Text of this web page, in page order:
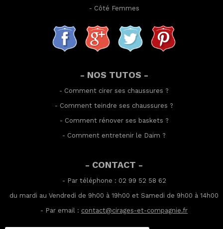
- Côté Femmes
- NOS TUTOS -
- Comment cirer ses chaussures ?
- Comment teindre ses chaussures ?
- Comment rénover ses baskets ?
- Comment entretenir le Daim ?
- CONTACT -
- Par téléphone : 02 99 52 58 62
du mardi au Vendredi de 9h00 à 19h00 et Samedi de 9h00 à 14h00
- Par email : contact@cirages-et-compagnie.fr